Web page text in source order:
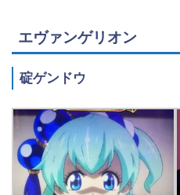
エヴァンゲリオン
碇ゲンドウ